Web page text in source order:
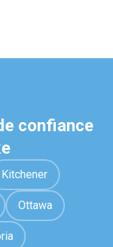
confiance
Kitchener
Ottawa